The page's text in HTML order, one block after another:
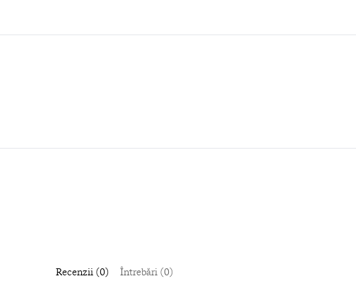
Recenzii (0) Întrebări (0)